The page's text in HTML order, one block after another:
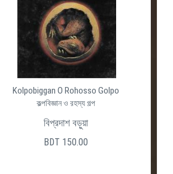
সার্ভারে রাখার ব্যবস্থা, এছাড়াও
এবং উইন্ডোস প্লাটফর্মে অত্যাধুনিক
এবং ডেডিকেটেড সার্ভার।
+8809613250250
Kolpobiggan O Rohosso Golpo
কল্পবিজ্ঞান ও রহস্য গল্প
বিপ্রদাশ বড়ুয়া
BDT 150.00